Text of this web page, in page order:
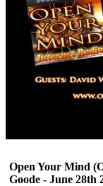
Open Your Mind
Goode - June 28th